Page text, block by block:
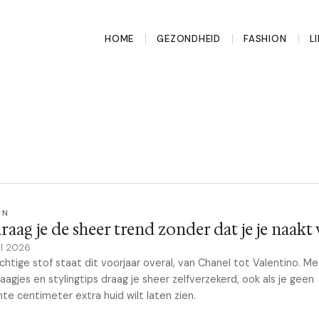
HOME GEZONDHEID FASHION
je de sheer trend zonder dat je je naakt
2026
stof staat dit voorjaar overal, van Chanel tot Valentino.
en stylingtips draag je sheer zelfverzekerd, ook als je geen
centimeter extra huid wilt laten zien.